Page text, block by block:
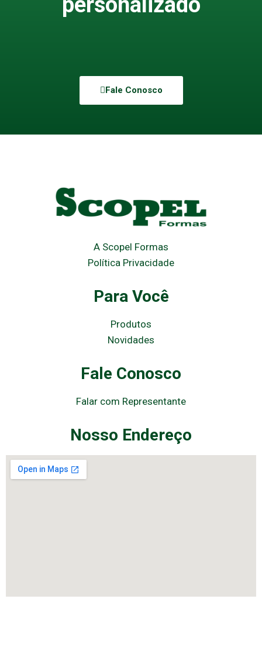
Fale Conosco
A Scopel Formas
Política Privacidade
Para Você
Produtos
Novidades
Fale Conosco
Falar com Representante
Nosso Endereço